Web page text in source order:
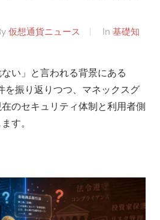
仮想通貨ニュース In 基礎知
ない」と言われる背景にある
を振り返りつつ、マネックスグ
のセキュリティ体制と利用者側
す。